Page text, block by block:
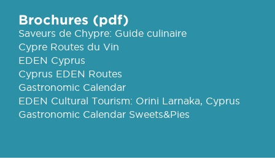
Brochures (pdf)
Saveurs de Chypre: Guide culinaire
Cypre Routes du Vin
EDEN Cyprus
Cyprus EDEN Routes
Gastronomic Calendar
EDEN Cultural Tourism: Orini Larnaka, Cyprus
Gastronomic Calendar Sweets&Pies